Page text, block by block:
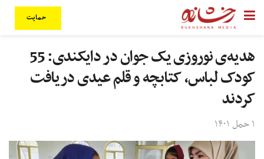
حمایت
هدیه‌ی نوروزی یک جوان در دایکندی: 55
کودک لباس، کتابچه و قلم عیدی دریافت
کردند
۱ حمل ۱۴۰۱